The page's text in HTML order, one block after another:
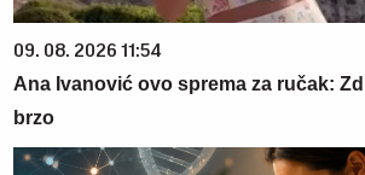
09. 08. 2026 11:54
Ana Ivanović ovo sprema za ručak:
brzo